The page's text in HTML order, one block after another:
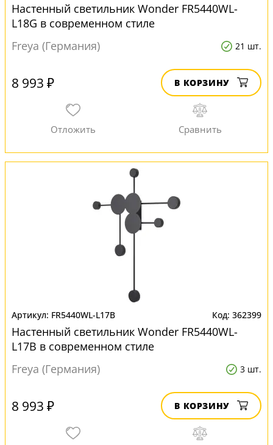
Настенный светильник Wonder FR5440WL-
L18G в современном стиле
Freya (Германия)
21 шт.
8 993 ₽ В КОРЗИНУ
FR5440WL-L17B 362399
Настенный светильник Wonder FR5440WL-
L17B в современном стиле
Freya (Германия)
3 шт.
8 993 ₽ В КОРЗИНУ